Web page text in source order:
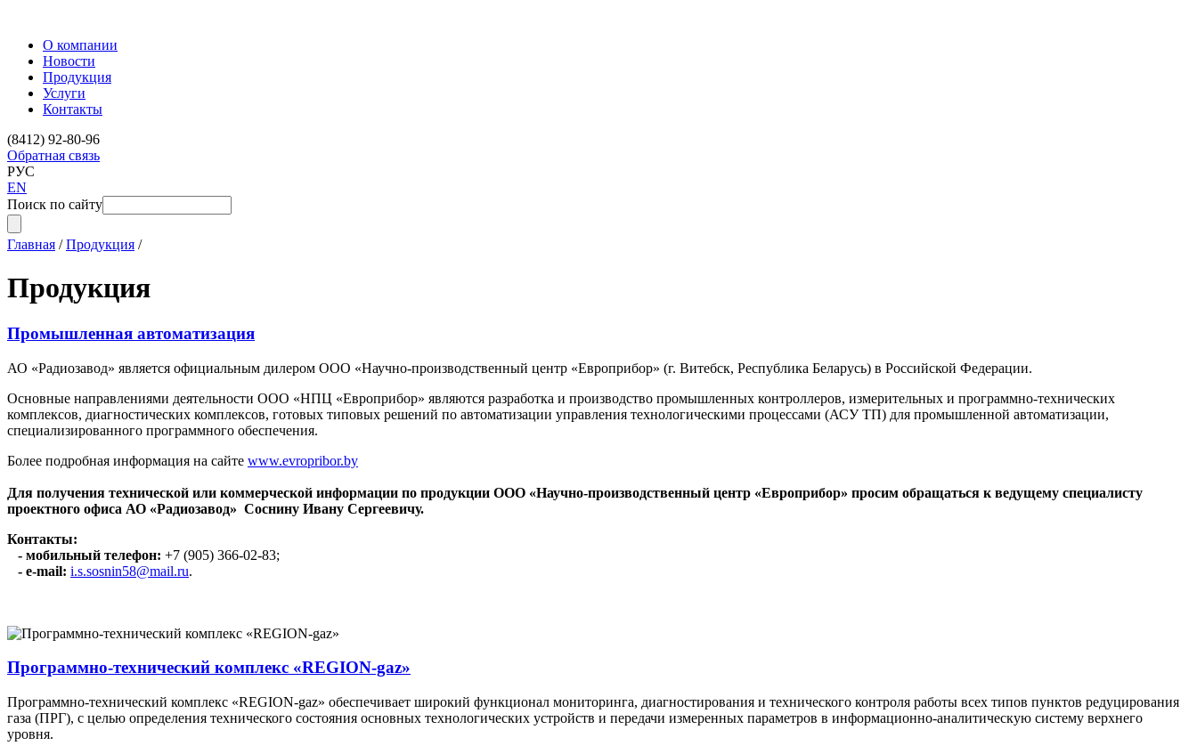
О компании
Новости
Продукция
Услуги
Контакты
(8412) 92-80-96
Обратная связь
РУС
EN
Поиск по сайту
Главная /Продукция /
Продукция
Промышленная автоматизация
АО «Радиозавод» является официальным дилером ООО «Научно-производственный центр «Европрибор» (г. Витебск, Республика Беларусь) в Российской Федерации.
Основные направлениями деятельности ООО «НПЦ «Европрибор» являются разработка и производство промышленных контроллеров, измерительных и программно-технических
комплексов, диагностических комплексов, готовых типовых решений по автоматизации управления технологическими процессами (АСУ ТП) для промышленной автоматизации,
специализированного программного обеспечения.
Более подробная информация на сайте www.evropribor.by
Для получения технической или коммерческой информации по продукции ООО «Научно-производственный центр «Европрибор» просим обращаться к ведущему специалисту
проектного офиса АО «Радиозавод» Соснину Ивану Сергеевичу.
Контакты:
- мобильный телефон: +7 (905) 366-02-83;
- e-mail: i.s.sosnin58@mail.ru.
Программно-технический комплекс «REGION-gaz»
Программно-технический комплекс «REGION-gaz» обеспечивает широкий функционал мониторинга, диагностирования и технического контроля работы всех типов пунктов редуцирования
газа (ПРГ), с целью определения технического состояния основных технологических устройств и передачи измеренных параметров в информационно-аналитическую систему верхнего
уровня.